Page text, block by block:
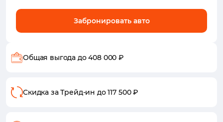
Забронировать авто
Общая выгода до 408 000 ₽
Скидка за Трейд-ин до 117 500 ₽